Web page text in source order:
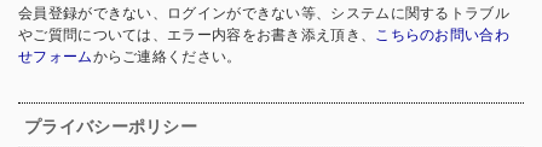
会員登録ができない、ログインができない等、システムに関するトラブル
やご質問については、エラー内容をお書き添え頂き、
こちらのお問い合わ
せフォームからご連絡ください。
プライバシーポリシー